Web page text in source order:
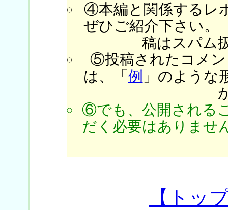
④本編と関係するレ
ぜひご紹介下さい。
稿はスパム
⑤投稿されたコメン
は、「 例 」のような
⑥でも、公開される
だく必要はありませ
【トッ